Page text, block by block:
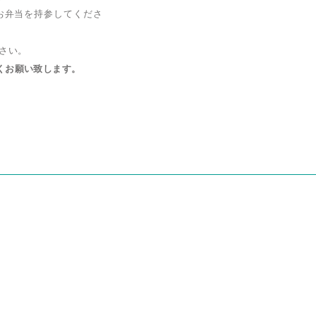
当を持参してくださ
い。
願い致します。